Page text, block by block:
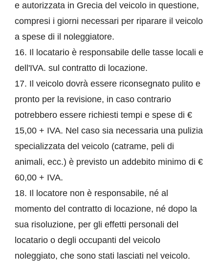
e autorizzata in Grecia del veicolo in questione,
compresi i giorni necessari per riparare il veicolo
a spese di il noleggiatore.
16. Il locatario è responsabile delle tasse locali e
dell'IVA. sul contratto di locazione.
17. Il veicolo dovrà essere riconsegnato pulito e
pronto per la revisione, in caso contrario
potrebbero essere richiesti tempi e spese di €
15,00 + IVA. Nel caso sia necessaria una pulizia
specializzata del veicolo (catrame, peli di
animali, ecc.) è previsto un addebito minimo di €
60,00 + IVA.
18. Il locatore non è responsabile, né al
momento del contratto di locazione, né dopo la
sua risoluzione, per gli effetti personali del
locatario o degli occupanti del veicolo
noleggiato, che sono stati lasciati nel veicolo.